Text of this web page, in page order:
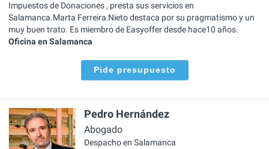
Impuestos de Donaciones , presta sus servicios en
Salamanca.Marta Ferreira Nieto destaca por su pragmatismo y un
muy buen trato. Es miembro de Easyoffer desde hace10 años.
Oficina en Salamanca
Pide presupuesto
Pedro Hernández
Abogado
Despacho en Salamanca